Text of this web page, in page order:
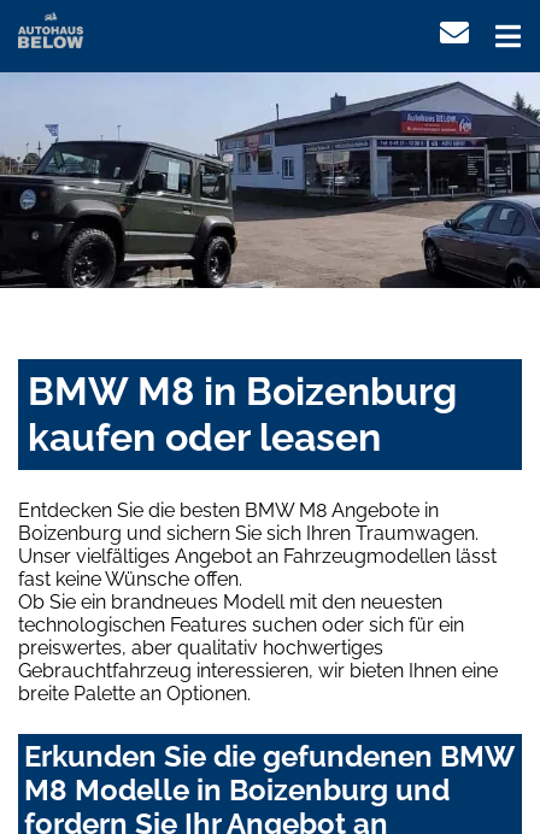
BMW M8 in Boizenburg
kaufen oder leasen
Entdecken Sie die besten BMW M8 Angebote in
Boizenburg und sichern Sie sich Ihren Traumwagen.
Unser vielfältiges Angebot an Fahrzeugmodellen lässt
fast keine Wünsche offen.
Ob Sie ein brandneues Modell mit den neuesten
technologischen Features suchen oder sich für ein
preiswertes, aber qualitativ hochwertiges
Gebrauchtfahrzeug interessieren, wir bieten Ihnen eine
breite Palette an Optionen.
Erkunden Sie die gefundenen BMW
M8 Modelle in Boizenburg und
fordern Sie Ihr Angebot an